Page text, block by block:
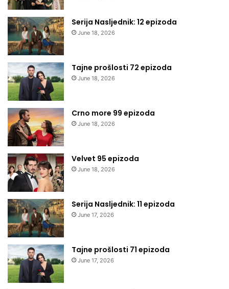
Serija Nasljednik: 12 epizoda
June 18, 2026
Tajne prošlosti 72 epizoda
June 18, 2026
Crno more 99 epizoda
June 18, 2026
Velvet 95 epizoda
June 18, 2026
Serija Nasljednik: 11 epizoda
June 17, 2026
Tajne prošlosti 71 epizoda
June 17, 2026